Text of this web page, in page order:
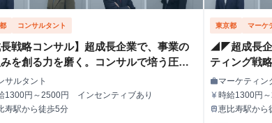
コンサルタント
長戦略コンサル】超成長企業で、事業の
を創る力を磨く。コンサルで培う圧倒
ジネススキルと万全の就活支援！
サルタント
1300円～2500円 インセンティブあり
寿駅から徒歩5分
東京都 マーケ
◢◤超成長
ティング戦
ろ！！
職種
workマーケティン
給与
currency_yen時給1300円
最寄駅
train恵比寿駅から